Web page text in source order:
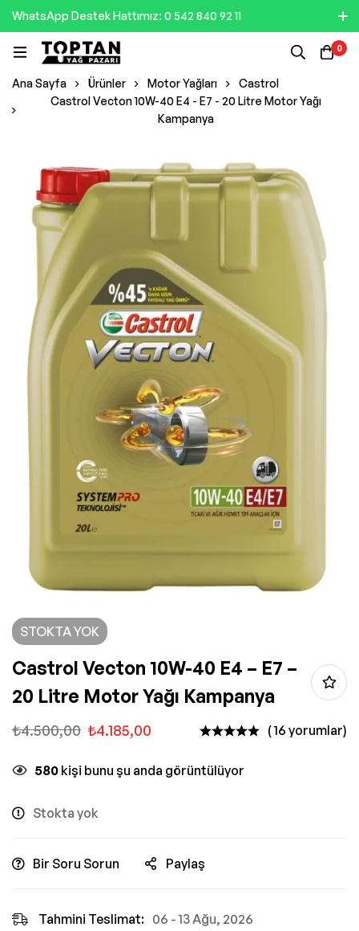
WhatsApp Destek Hattımız: 0 542 840 92 11
0
Ana Sayfa Ürünler Motor Yağları
Castrol
Castrol Vecton 10W-40 E4 - E7 - 20 Litre Motor Yağı
Kampanya
STOKTA YOK
Castrol Vecton 10W-40 E4 – E7 –
20 Litre Motor Yağı Kampanya
₺4.500,00 ₺4.185,00 ( 16 yorumlar)
580 kişi bunu şu anda görüntülüyor
Stokta yok
Bir Soru Sorun Paylaş
Tahmini Teslimat: 06 - 13 Ağu, 2026